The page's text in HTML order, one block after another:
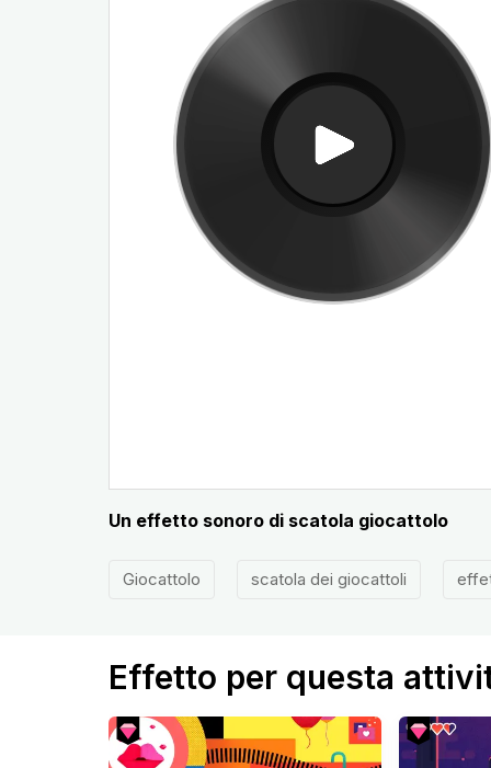
Un effetto sonoro di scatola giocattolo
Giocattolo scatola dei giocattoli
Effetto per questa